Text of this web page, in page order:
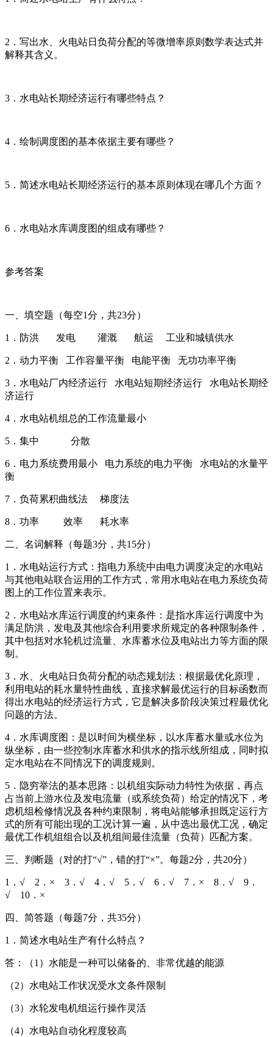
2．写出水、火电站日负荷分配的等微增率原则数学表达式并
解释其含义。
3．水电站长期经济运行有哪些特点？
4．绘制调度图的基本依据主要有哪些？
5．简述水电站长期经济运行的基本原则体现在哪几个方面？
6．水电站水库调度图的组成有哪些？
参考答案
一、填空题（每空1分，共23分）
1．防洪 发电 灌溉 航运 工业和城镇供水
2．动力平衡 工作容量平衡 电能平衡 无功功率平衡
3．水电站厂内经济运行 水电站短期经济运行 水电站长期经
济运行
4．水电站机组总的工作流量最小
5．集中 分散
6．电力系统费用最小 电力系统的电力平衡 水电站的水量平
衡
7．负荷累积曲线法 梯度法
8．功率 效率 耗水率
二、名词解释（每题3分，共15分）
1．水电站运行方式：指电力系统中由电力调度决定的水电站
与其他电站联合运用的工作方式，常用水电站在电力系统负荷
图上的工作位置来表示。
2．水电站水库运行调度的约束条件：是指水库运行调度中为
满足防洪，发电及其他综合利用要求所规定的各种限制条件，
其中包括对水轮机过流量、水库蓄水位及电站出力等方面的限
制。
3．水、火电站日负荷分配的动态规划法：根据最优化原理，
利用电站的耗水量特性曲线，直接求解最优运行的目标函数而
得出水电站的经济运行方式，它是解决多阶段决策过程最优化
问题的方法。
4．水库调度图：是以时间为横坐标，以水库蓄水量或水位为
纵坐标，由一些控制水库蓄水和供水的指示线所组成，同时拟
定水电站在不同情况下的调度规则。
5．隐穷举法的基本思路：以机组实际动力特性为依据，再点
占当前上游水位及发电流量（或系统负荷）给定的情况下，考
虑机组检修情况及各种约束限制，将电站能够承担既定运行方
式的所有可能出现的工况计算一遍，从中选出最优工况，确定
最优工作机组组合以及机组间最佳流量（负荷）匹配方案。
三、判断题（对的打“√”，错的打“×”。每题2分，共20分）
1．√ 2．× 3．√ 4．√ 5．√ 6．√ 7．× 8．√ 9．
√ 10．×
四、简答题（每题7分，共35分）
1．简述水电站生产有什么特点？
答：（1）水能是一种可以储备的、非常优越的能源
（2）水电站工作状况受水文条件限制
（3）水轮发电机组运行操作灵活
（4）水电站自动化程度较高